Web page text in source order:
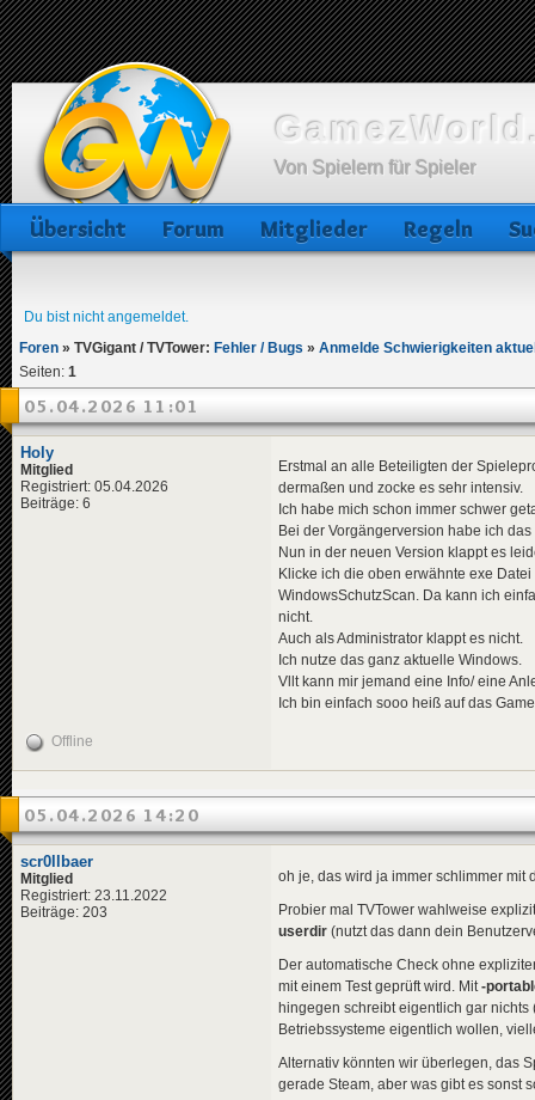
Von Spielern für Spieler
Übersicht Forum Mitglieder Regeln
Du bist nicht angemeldet.
Foren » TVGigant / TVTower: Fehler / Bugs » Anmelde Schwierigkeiten
Seiten: 1
05.04.2026 11:01
Holy
Mitglied
Registriert: 05.04.2026
Beiträge: 6
Erstmal an alle Beteiligten der
dermaßen und zocke es sehr intensiv.
Ich habe mich schon immer schwer
Bei der Vorgängerversion habe ich
Nun in der neuen Version klappt es
Klicke ich die oben erwähnte exe
WindowsSchutzScan. Da kann ich
nicht.
Auch als Administrator klappt es nicht.
Ich nutze das ganz aktuelle Windows.
Vllt kann mir jemand eine Info/ eine
Ich bin einfach sooo heiß auf das Game
Offline
05.04.2026 14:20
scr0llbaer
Mitglied
Registriert: 23.11.2022
Beiträge: 203
oh je, das wird ja immer schlimmer mit
Probier mal TVTower wahlweise
userdir (nutzt das dann dein
Der automatische Check ohne
mit einem Test geprüft wird. Mit-
hingegen schreibt eigentlich gar
Betriebssysteme eigentlich wollen,
Alternativ könnten wir überlegen, das
gerade Steam, aber was gibt es sonst